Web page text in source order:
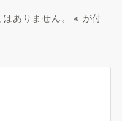
ありません。 ※ が付